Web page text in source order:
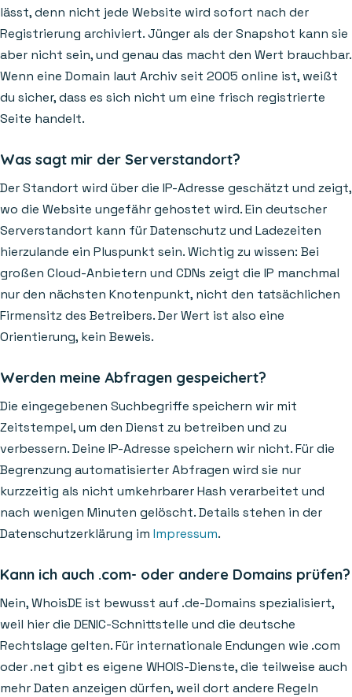
lässt, denn nicht jede Website wird sofort nach der
Registrierung archiviert. Jünger als der Snapshot kann sie
aber nicht sein, und genau das macht den Wert brauchbar.
Wenn eine Domain laut Archiv seit 2005 online ist, weißt
du sicher, dass es sich nicht um eine frisch registrierte
Seite handelt.
Was sagt mir der Serverstandort?
Der Standort wird über die IP-Adresse geschätzt und zeigt,
wo die Website ungefähr gehostet wird. Ein deutscher
Serverstandort kann für Datenschutz und Ladezeiten
hierzulande ein Pluspunkt sein. Wichtig zu wissen: Bei
großen Cloud-Anbietern und CDNs zeigt die IP manchmal
nur den nächsten Knotenpunkt, nicht den tatsächlichen
Firmensitz des Betreibers. Der Wert ist also eine
Orientierung, kein Beweis.
Werden meine Abfragen gespeichert?
Die eingegebenen Suchbegriffe speichern wir mit
Zeitstempel, um den Dienst zu betreiben und zu
verbessern. Deine IP-Adresse speichern wir nicht. Für die
Begrenzung automatisierter Abfragen wird sie nur
kurzzeitig als nicht umkehrbarer Hash verarbeitet und
nach wenigen Minuten gelöscht. Details stehen in der
Datenschutzerklärung im Impressum.
Kann ich auch .com- oder andere Domains prüfen?
Nein, WhoisDE ist bewusst auf .de-Domains spezialisiert,
weil hier die DENIC-Schnittstelle und die deutsche
Rechtslage gelten. Für internationale Endungen wie .com
oder .net gibt es eigene WHOIS-Dienste, die teilweise auch
mehr Daten anzeigen dürfen, weil dort andere Regeln